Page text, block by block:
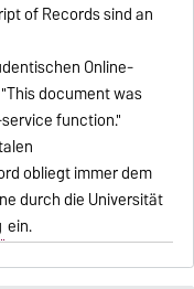
of Records sind an
Online-
document was
function."
obliegt immer dem
durch die Universität
ein.